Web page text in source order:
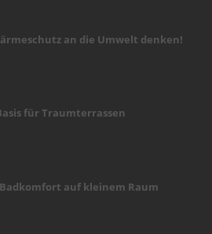
an die Umwelt denken!
für Traumterrassen
auf kleinem Raum